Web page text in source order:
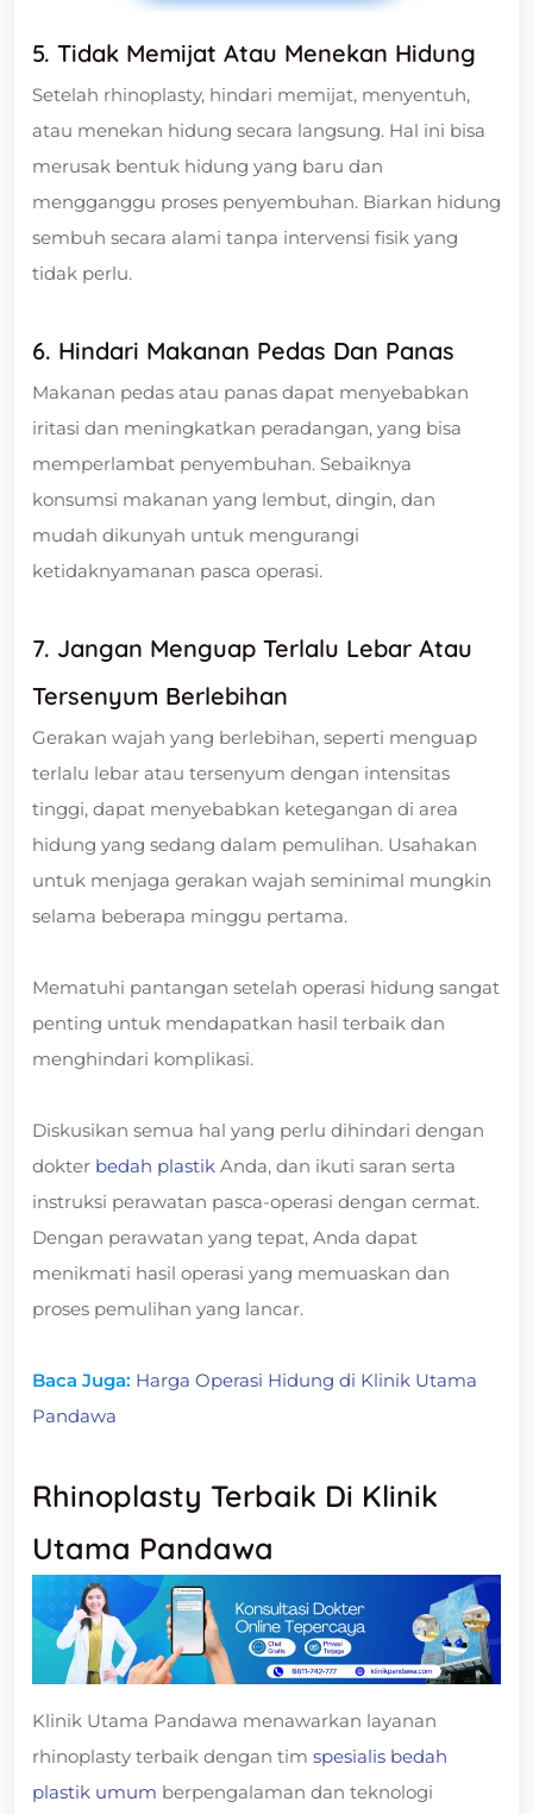
5. Tidak Memijat Atau Menekan Hidung
Setelah rhinoplasty, hindari memijat, menyentuh,
atau menekan hidung secara langsung. Hal ini bisa
merusak bentuk hidung yang baru dan
mengganggu proses penyembuhan. Biarkan hidung
sembuh secara alami tanpa intervensi fisik yang
tidak perlu.
6. Hindari Makanan Pedas Dan Panas
Makanan pedas atau panas dapat menyebabkan
iritasi dan meningkatkan peradangan, yang bisa
memperlambat penyembuhan. Sebaiknya
konsumsi makanan yang lembut, dingin, dan
mudah dikunyah untuk mengurangi
ketidaknyamanan pasca operasi.
7. Jangan Menguap Terlalu Lebar Atau
Tersenyum Berlebihan
Gerakan wajah yang berlebihan, seperti menguap
terlalu lebar atau tersenyum dengan intensitas
tinggi, dapat menyebabkan ketegangan di area
hidung yang sedang dalam pemulihan. Usahakan
untuk menjaga gerakan wajah seminimal mungkin
selama beberapa minggu pertama.
Mematuhi pantangan setelah operasi hidung sangat
penting untuk mendapatkan hasil terbaik dan
menghindari komplikasi.
Diskusikan semua hal yang perlu dihindari dengan
dokter bedah plastik Anda, dan ikuti saran serta
instruksi perawatan pasca-operasi dengan cermat.
Dengan perawatan yang tepat, Anda dapat
menikmati hasil operasi yang memuaskan dan
proses pemulihan yang lancar.
Baca Juga: Harga Operasi Hidung di Klinik Utama
Pandawa
Rhinoplasty Terbaik Di Klinik
Utama Pandawa
Klinik Utama Pandawa menawarkan layanan
rhinoplasty terbaik dengan tim spesialis bedah
plastik umum berpengalaman dan teknologi